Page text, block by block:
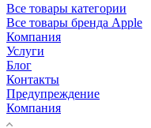
Все товары категории
Все товары бренда Apple
Компания
Услуги
Блог
Контакты
Предупреждение
Компания